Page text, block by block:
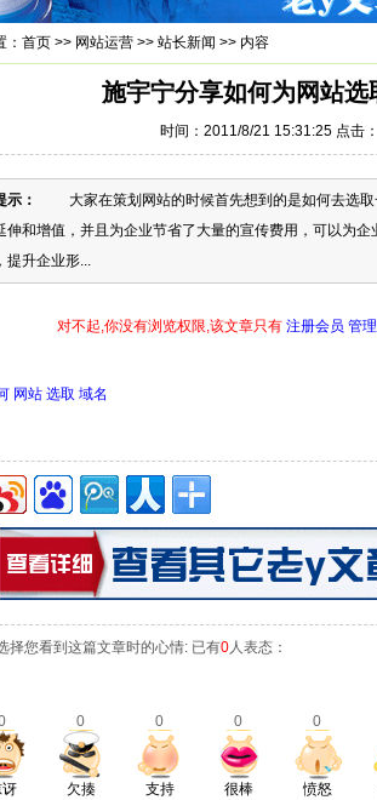
首页 >> 网站运营 >> 站长新闻 >> 内容
施宇宁分享如何为网站选
时间：2011/8/21 15:31:25 点击：
：
大家在策划网站的时候首先想到的是如何去选取
伸和增值，并且为企业节省了大量的宣传费用，可以为
提升企业形...
对不起,你没有浏览权限,该文章只有注册会员 管
网站 选取 域名
择您看到这篇文章时的心情: 已有0人表态：
0 0 0 0
欠揍 支持 很棒 愤怒